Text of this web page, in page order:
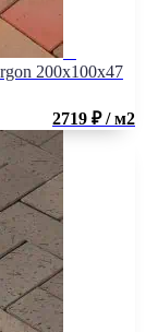
200x100x47
2719 ₽ / м2